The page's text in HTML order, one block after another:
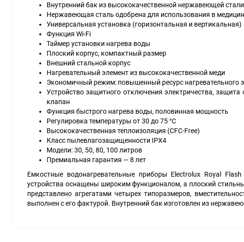
Внутренний бак из высококачественной нержавеющей
Нержавеющая сталь одобрена для использования в
Универсальная установка (горизонтальная и вертикальная)
Функция Wi-Fi
Таймер установки нагрева воды
Плоский корпус, компактный размер
Внешний стальной корпус
Нагревательный элемент из высококачественной меди
Экономичный режим: повышенный ресурс нагревательного
Устройство защитного отключения электричества, защита
клапан
Функция быстрого нагрева воды, половинная мощность
Регулировка температуры от 30 до 75 °С
Высококачественная теплоизоляция (CFC-Free)
Класс пылевлагозащищенности IPX4
Модели: 30, 50, 80, 100 литров
Премиальная гарантия — 8 лет
Емкостные водонагревательные приборы Electrolux Royal
устройства оснащены широким функционалом, а плоский
представлено агрегатами четырех типоразмеров,
выполнен с его фактурой. Внутренний бак изготовлен из